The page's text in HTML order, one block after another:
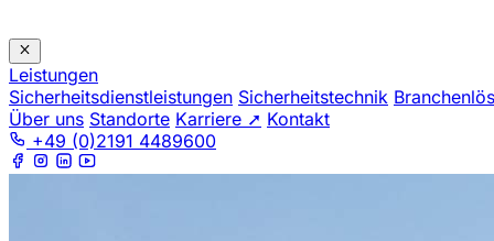
Leistungen
Sicherheitsdienstleistungen Sicherheitstechnik
Über uns Standorte Karriere ➚ Kontakt
+49 (0)2191 4489600